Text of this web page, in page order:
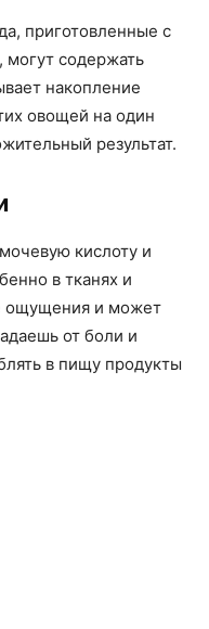
приготовленные с
могут содержать
накопление
овощей на один
результат.
кислоту и
в тканях и
ощущения и может
от боли и
в пищу продукты